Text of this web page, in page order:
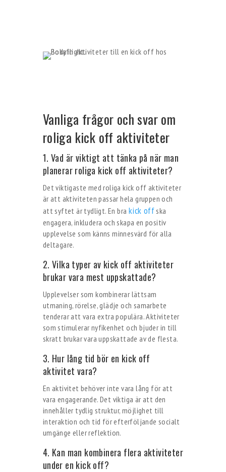
Vanliga frågor och svar om
roliga kick off aktiviteter
1. Vad är viktigt att tänka på när man
planerar roliga kick off aktiviteter?
Det viktigaste med roliga kick off aktiviteter
är att aktiviteten passar hela gruppen och
att syftet är tydligt. En bra kick off ska
engagera, inkludera och skapa en positiv
upplevelse som känns minnesvärd för alla
deltagare.
2. Vilka typer av kick off aktiviteter
brukar vara mest uppskattade?
Upplevelser som kombinerar lättsam
utmaning, rörelse, glädje och samarbete
tenderar att vara extra populära. Aktiviteter
som stimulerar nyfikenhet och bjuder in till
skratt brukar vara uppskattade av de flesta.
3. Hur lång tid bör en kick off
aktivitet vara?
En aktivitet behöver inte vara lång för att
vara engagerande. Det viktiga är att den
innehåller tydlig struktur, möjlighet till
interaktion och tid för efterföljande socialt
umgänge eller reflektion.
4. Kan man kombinera flera aktiviteter
under en kick off?